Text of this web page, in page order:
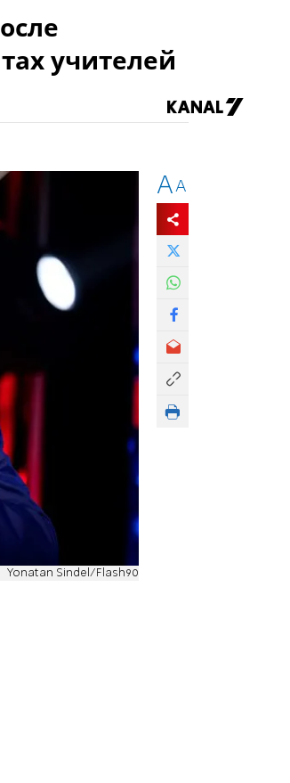
учителей
Yonatan Sindel/Flash90
AA